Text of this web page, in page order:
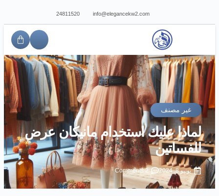
info@elegancekw2.com
24811520
غير مصنف
لماذا عليك استخدام مانيكان عرض
للفساتين
يونيو 8, 2024 2 Comments